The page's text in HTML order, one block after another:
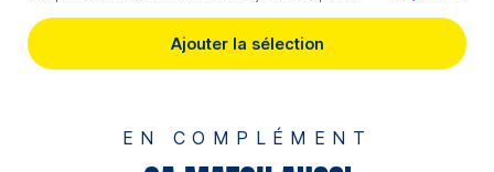
Ajouter la sélection
EN COMPLÉMENT